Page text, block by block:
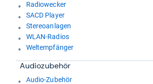
Radiowecker
SACD Player
Stereoanlagen
WLAN-Radios
Weltempfänger
Audio­zu­be­hör
Audio-Zubehör